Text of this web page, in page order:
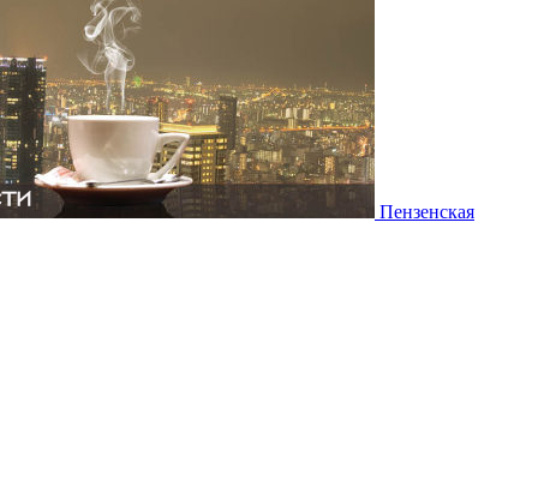
Пензенская